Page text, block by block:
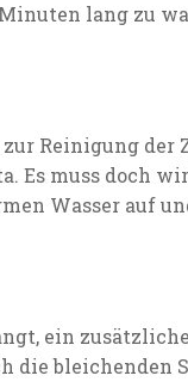
lang zu
Reinigung der
Es muss doch
Wasser auf
ein
die bleichenden